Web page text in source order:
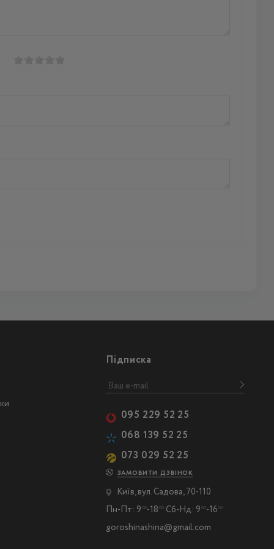
Підписка
095 229 52 25
068 139 52 25
073 029 52 25
ЗАМОВИТИ ДЗВІНОК
Київ, вул. Садова, 70-110
Пн-Пт: 9 00-18 00Сб-Нд: 9 00-16 00
goroshinashina@gmail.com